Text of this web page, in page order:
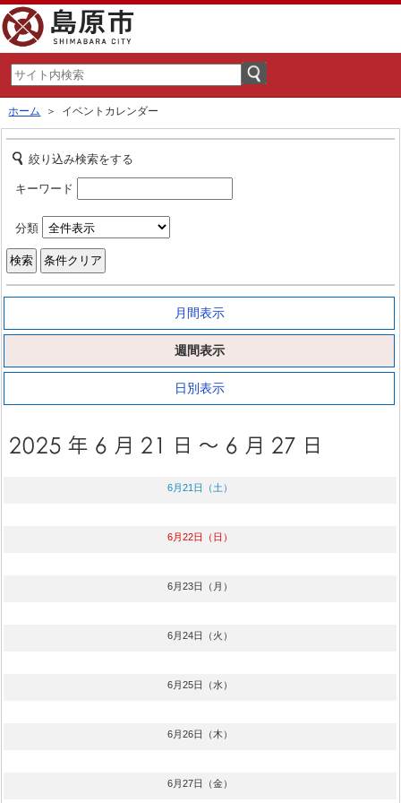
ホーム ＞ イベントカレンダー
絞り込み検索をする
キーワード
分類
月間表示
週間表示
日別表示
6月21日（土）
6月22日（日）
6月23日（月）
6月24日（火）
6月25日（水）
6月26日（木）
6月27日（金）